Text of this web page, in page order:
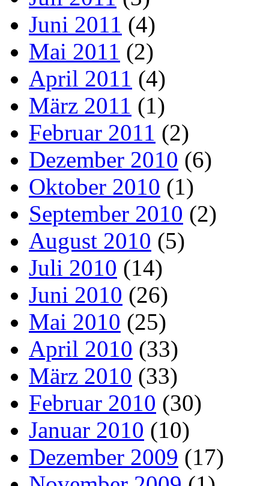
Juni 2011 (4)
Mai 2011 (2)
April 2011 (4)
März 2011 (1)
Februar 2011 (2)
Dezember 2010 (6)
Oktober 2010 (1)
September 2010 (2)
August 2010 (5)
Juli 2010 (14)
Juni 2010 (26)
Mai 2010 (25)
April 2010 (33)
März 2010 (33)
Februar 2010 (30)
Januar 2010 (10)
Dezember 2009 (17)